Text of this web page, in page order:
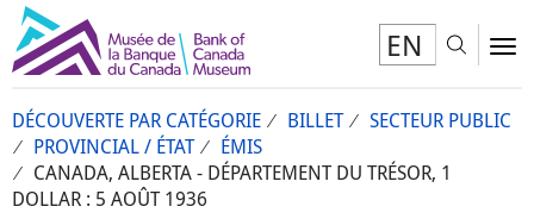
EN
DÉCOUVERTE PAR CATÉGORIE BILLET
SECTEUR PUBLIC
PROVINCIAL / ÉTAT
ÉMIS
CANADA, ALBERTA - DÉPARTEMENT DU TRÉSOR, 1
DOLLAR : 5 AOÛT 1936